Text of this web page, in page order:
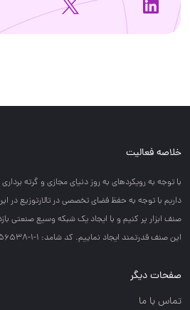
خلاصه فعالیت
با توجه به رويكردهاي به روز دنياي مجازي و گرته
داريم با توجه به حفظ فضاي تخصصي در تالارتوزيع در
صنف ابزار پر كنيم و با ايجاد يك شبكه وسيع صنعتي
اين صنف قدرتمند ايجاد نماييم. کد شامد: 1-1-756538-65-0-2
صفحات دیگر
تماس با ما